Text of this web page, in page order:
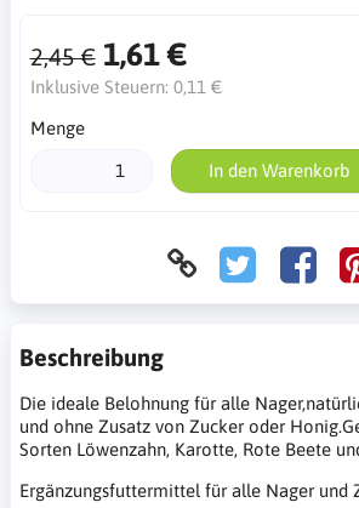
2,45 € 1,61 €
Inklusive Steuern: 0,11 €
Menge
In den Warenkorb
Beschreibung
Die ideale Belohnung für alle
und ohne Zusatz von Zucker oder
Sorten Löwenzahn, Karotte, Rote Beete
Ergänzungsfuttermittel für alle Nager und